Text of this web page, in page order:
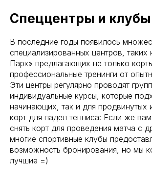
Спеццентры и клубы
В последние годы появилось
специализированных центров, таких
Парк» предлагающих не только
профессиональные тренинги от
Эти центры регулярно проводят
индивидуальные курсы, которые
начинающих, так и для продвинутых
корт для падел тенниса: Если же
снять корт для проведения матча с
многие спортивные клубы
возможность бронирования, но мы
лучшие =)